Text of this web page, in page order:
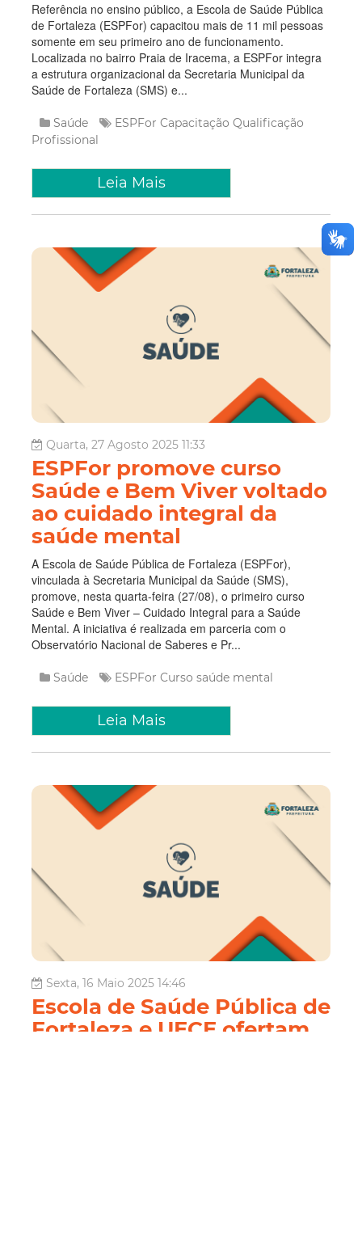
Referência no ensino público, a Escola de Saúde Pública
de Fortaleza (ESPFor) capacitou mais de 11 mil pessoas
somente em seu primeiro ano de funcionamento.
Localizada no bairro Praia de Iracema, a ESPFor integra
a estrutura organizacional da Secretaria Municipal da
Saúde de Fortaleza (SMS) e...
Saúde ESPFor Capacitação Qualificação
Profissional
Leia Mais
Quarta, 27 Agosto 2025 11:33
ESPFor promove curso
Saúde e Bem Viver voltado
ao cuidado integral da
saúde mental
A Escola de Saúde Pública de Fortaleza (ESPFor),
vinculada à Secretaria Municipal da Saúde (SMS),
promove, nesta quarta-feira (27/08), o primeiro curso
Saúde e Bem Viver – Cuidado Integral para a Saúde
Mental. A iniciativa é realizada em parceria com o
Observatório Nacional de Saberes e Pr...
Saúde ESPFor Curso saúde mental
Leia Mais
Sexta, 16 Maio 2025 14:46
Escola de Saúde Pública de
Fortaleza e UECE ofertam